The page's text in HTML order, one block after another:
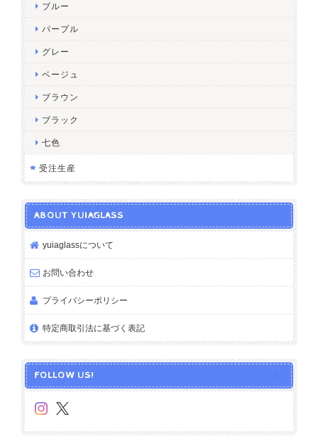
ブルー
パープル
グレー
ベージュ
ブラウン
ブラック
七色
受注生産
ABOUT YUIAGLASS
yuiaglassについて
お問い合わせ
プライバシーポリシー
特定商取引法に基づく表記
FOLLOW US!